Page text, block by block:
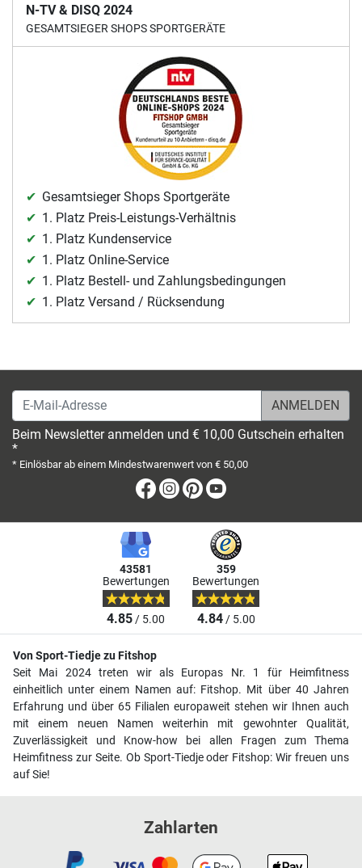
N-TV & DISQ 2024
GESAMTSIEGER SHOPS SPORTGERÄTE
Gesamtsieger Shops Sportgeräte
1. Platz Preis-Leistungs-Verhältnis
1. Platz Kundenservice
1. Platz Online-Service
1. Platz Bestell- und Zahlungsbedingungen
1. Platz Versand / Rücksendung
E-Mail-Adresse
Beim Newsletter anmelden und € 10,00 Gutschein erhalten
*
* Einlösbar ab einem Mindestwarenwert von € 50,00
Facebook
Instagram
Pinterest
43581
Bewertungen
4.85/ 5.00
359
Bewertungen
4.84/ 5.00
Von Sport-Tiedje zu Fitshop
Seit Mai 2024 treten wir als Europas Nr. 1 für Heimfitness
einheitlich unter einem Namen auf: Fitshop. Mit über 40 Jahren
Erfahrung und über 65 Filialen europaweit stehen wir Ihnen auch
mit einem neuen Namen weiterhin mit gewohnter Qualität,
Zuverlässigkeit und Know-how bei allen Fragen zum Thema
Heimfitness zur Seite. Ob Sport-Tiedje oder Fitshop: Wir freuen uns
auf Sie!
Zahlarten